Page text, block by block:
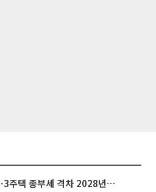
종부세 개편에도…1·3주택 종부세 격차 2028년부터 확대